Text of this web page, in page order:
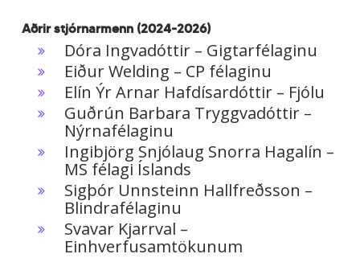
Aðrir stjórnarmenn (2024-2026)
Dóra Ingvadóttir – Gigtarfélaginu
Eiður Welding – CP félaginu
Elín Ýr Arnar Hafdísardóttir – Fjólu
Guðrún Barbara Tryggvadóttir –
Nýrnafélaginu
Ingibjörg Snjólaug Snorra Hagalín –
MS félagi Íslands
Sigþór Unnsteinn Hallfreðsson –
Blindrafélaginu
Svavar Kjarrval –
Einhverfusamtökunum